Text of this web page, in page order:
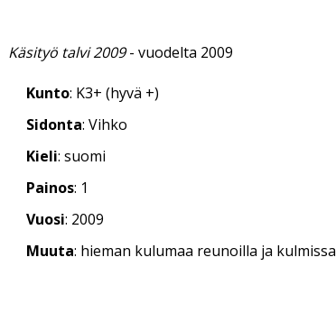
Käsityö talvi 2009- vuodelta 2009
Kunto: K3+ (hyvä +)
Sidonta: Vihko
Kieli: suomi
Painos: 1
Vuosi: 2009
Muuta: hieman kulumaa reunoilla ja kulmissa